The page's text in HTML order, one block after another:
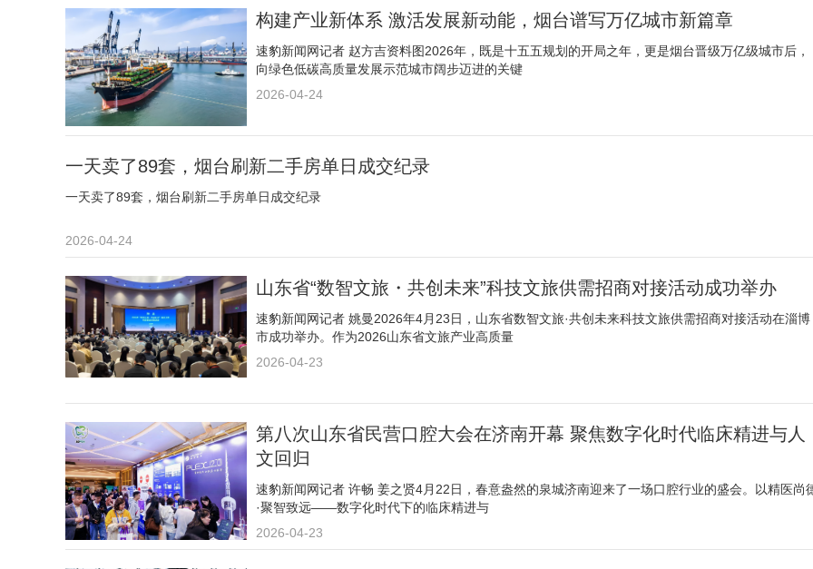
构建产业新体系 激活发展新动能，烟台谱写万亿城市新篇章
速豹新闻网记者 赵方吉资料图2026年，既是十五五规划的开局之年，更是烟台晋级万亿级城市后，
向绿色低碳高质量发展示范城市阔步迈进的关键
2026-04-24
一天卖了89套，烟台刷新二手房单日成交纪录
一天卖了89套，烟台刷新二手房单日成交纪录
2026-04-24
山东省“数智文旅・共创未来”科技文旅供需招商对接活动成功举办
速豹新闻网记者 姚曼2026年4月23日，山东省数智文旅·共创未来科技文旅供需招商对接活动在淄博
市成功举办。作为2026山东省文旅产业高质量
2026-04-23
第八次山东省民营口腔大会在济南开幕 聚焦数字化时代临床精进与人
文回归
速豹新闻网记者 许畅 姜之贤4月22日，春意盎然的泉城济南迎来了一场口腔行业的盛会。以精医尚
·聚智致远——数字化时代下的临床精进与
2026-04-23